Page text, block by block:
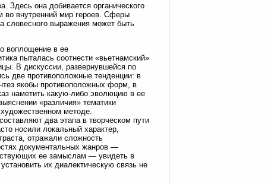
Здесь она добивается органического
во внутренний мир героев. Сферы
словесного выражения может быть
воплощение в ее
пыталась соотнести «вьетнамский»
В дискуссии, развернувшейся по
две противоположные тенденции: в
якобы противоположных форм, в
наметить какую-либо эволюцию в ее
«различия» тематики
методе.
два этапа в творческом пути
носили локальный характер,
отражали сложность
документальных жанров —
ее замыслам — увидеть в
их диалектическую связь не